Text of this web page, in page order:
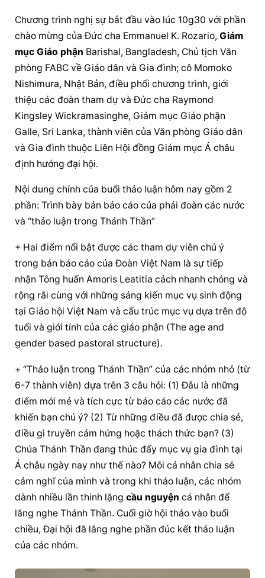
Chương trình nghị sự bắt đầu vào lúc 10g30 với phần
chào mừng của Đức cha Emmanuel K. Rozario, Giám
mục Giáo phận Barishal, Bangladesh, Chủ tịch Văn
phòng FABC về Giáo dân và Gia đình; cô Momoko
Nishimura, Nhật Bản, điều phối chương trình, giới
thiệu các đoàn tham dự và Đức cha Raymond
Kingsley Wickramasinghe, Giám mục Giáo phận
Galle, Sri Lanka, thành viên của Văn phòng Giáo dân
và Gia đình thuộc Liên Hội đồng Giám mục Á châu
định hướng đại hội.
Nội dung chính của buổi thảo luận hôm nay gồm 2
phần: Trình bày bản báo cáo của phái đoàn các nước
và “thảo luận trong Thánh Thần”
+ Hai điểm nổi bật được các tham dự viên chú ý
trong bản báo cáo của Đoàn Việt Nam là sự tiếp
nhận Tông huấn Amoris Leatitia cách nhanh chóng và
rộng rãi cùng với những sáng kiến mục vụ sinh động
tại Giáo hội Việt Nam và cấu trúc mục vụ dựa trên độ
tuổi và giới tính của các giáo phận (The age and
gender based pastoral structure).
+ “Thảo luận trong Thánh Thần” của các nhóm nhỏ (từ
6-7 thành viên) dựa trên 3 câu hỏi: (1) Đâu là những
điểm mới mẻ và tích cực từ báo cáo các nước đã
khiến bạn chú ý? (2) Từ những điều đã được chia sẻ,
điều gì truyền cảm hứng hoặc thách thức bạn? (3)
Chúa Thánh Thần đang thúc đẩy mục vụ gia đình tại
Á châu ngày nay như thế nào? Mỗi cá nhân chia sẻ
cảm nghĩ của mình và trong khi thảo luận, các nhóm
dành nhiều lần thinh lặng cầu nguyện cá nhân để
lắng nghe Thánh Thần. Cuối giờ hội thảo vào buổi
chiều, Đại hội đã lắng nghe phần đúc kết thảo luận
của các nhóm.